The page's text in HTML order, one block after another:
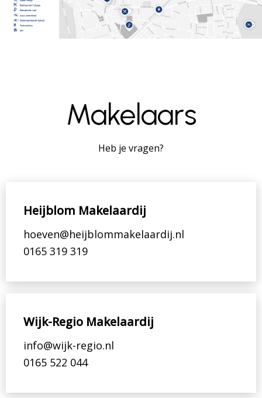
Makelaars
Heb je vragen?
Heijblom Makelaardij
hoeven@heijblommakelaardij.nl
0165 319 319
Wijk-Regio Makelaardij
info@wijk-regio.nl
0165 522 044